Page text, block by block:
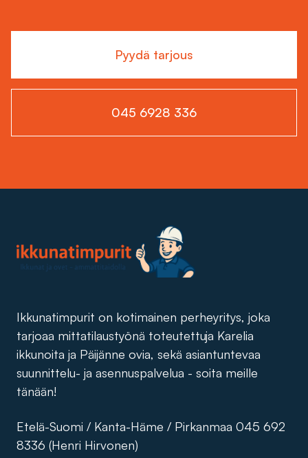
Pyydä tarjous
045 6928 336
Ikkunatimpurit on kotimainen perheyritys, joka
tarjoaa mittatilaustyönä toteutettuja Karelia
ikkunoita ja Päijänne ovia, sekä asiantuntevaa
suunnittelu- ja asennuspalvelua - soita meille
tänään!
Etelä-Suomi / Kanta-Häme / Pirkanmaa 045 692
8336 (Henri Hirvonen)